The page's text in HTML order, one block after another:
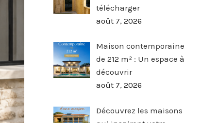
télécharger
août 7, 2026
Maison contemporaine
de 212 m² : Un espace à
découvrir
août 7, 2026
Découvrez les maisons